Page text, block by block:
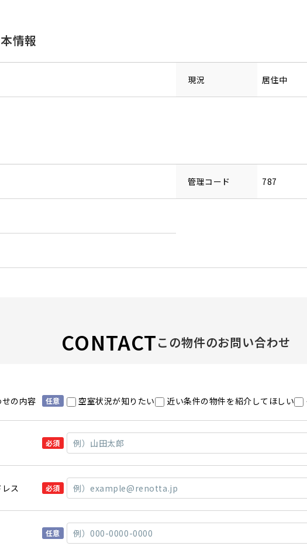
情報
現況 居住中
管理コード 787
CONTACTこの物件のお問い合わせ
の内容 任意 空室状況が知りたい 近い条件の物件を紹介してほしい
必須
ス 必須
任意